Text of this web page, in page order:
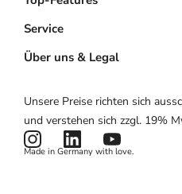
Kassensystem
Komplettlösung
Hardware
Preise
Online-Terminbuchung
Kundenmanagement
Zahlungen
Kartenlesegerät
Service
Key Account
Potenzialrechner
Über uns & Legal
Impressum
AGB
Unsere Preise richten sich
und verstehen sich zzgl. 19%
Made in Germany with love.